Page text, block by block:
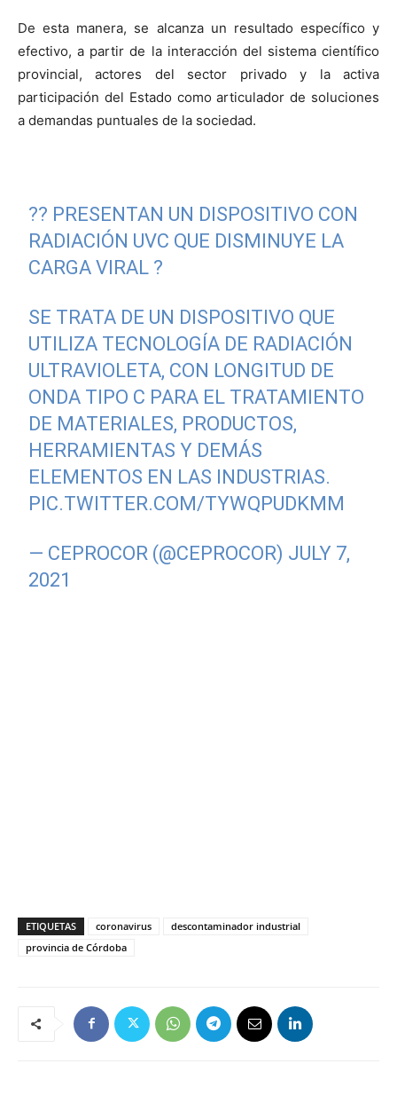
De esta manera, se alcanza un resultado específico y
efectivo, a partir de la interacción del sistema científico
provincial, actores del sector privado y la activa
participación del Estado como articulador de soluciones
a demandas puntuales de la sociedad.
?? PRESENTAN UN DISPOSITIVO CON
RADIACIÓN UVC QUE DISMINUYE LA
CARGA VIRAL ?
SE TRATA DE UN DISPOSITIVO QUE
UTILIZA TECNOLOGÍA DE RADIACIÓN
ULTRAVIOLETA, CON LONGITUD DE
ONDA TIPO C PARA EL TRATAMIENTO
DE MATERIALES, PRODUCTOS,
HERRAMIENTAS Y DEMÁS
ELEMENTOS EN LAS INDUSTRIAS.
PIC.TWITTER.COM/TYWQPUDKMM
— CEPROCOR (@CEPROCOR) JULY 7,
2021
ETIQUETAS coronavirus
descontaminador industrial
provincia de Córdoba